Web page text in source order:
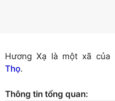
Hương Xạ là một xã của
Thọ.
Thông tin tổng quan: